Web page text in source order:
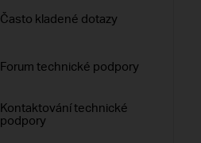
Často kladené dotazy
Forum technické podpory
Kontaktování technické
podpory